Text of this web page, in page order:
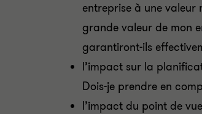
entreprise à une valeur
grande valeur de mon
garantiront-ils
l’impact sur la
Dois-je prendre en
l’impact du point de